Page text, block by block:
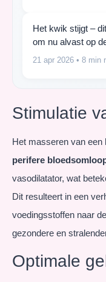
Het kwik stijgt –
om nu alvast op
21 apr 2026 • 8 min
Stimulatie
Het masseren van een
perifere
vasodilatator, wat
Dit resulteert in een
voedingsstoffen naar
gezondere en
Optimale